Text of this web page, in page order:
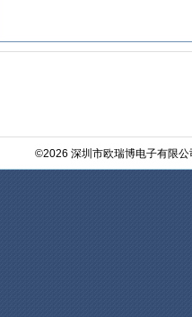
©2026 深圳市欧瑞博电子有限